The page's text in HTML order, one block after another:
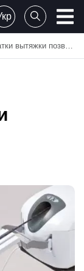
позвоночника